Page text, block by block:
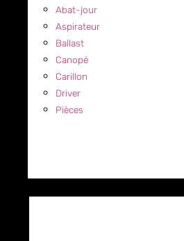
Abat-jour
Aspirateur
Ballast
Canopé
Carillon
Driver
Pièces